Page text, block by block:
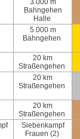
3.000 m
Bahngehen
Halle
5.000 m
Bahngehen
20 km
Straßengehen
20 km
Straßengehen
20 km
Straßengehen
Siebenkampf
Frauen (2)